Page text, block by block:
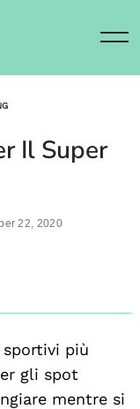
Il Super
22, 2020
più
gli spot
mentre si